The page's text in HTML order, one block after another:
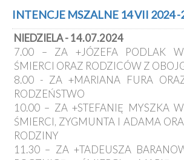
INTENCJE MSZALNE 14 VII 2024
NIEDZIELA - 14.07.2024
7.00 – ZA +JÓZEFA PODLAK
ŚMIERCI ORAZ RODZICÓW Z
8.00 - ZA +MARIANA FURA
RODZEŃSTWO
10.00 – ZA +STEFANIĘ MYSZKA
ŚMIERCI, ZYGMUNTA I ADAMA
RODZINY
11.30 – ZA +TADEUSZA